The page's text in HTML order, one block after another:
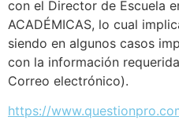
con el Director de Escuela
ACADÉMICAS, lo cual
siendo en algunos casos
con la información
Correo electrónico).
https://